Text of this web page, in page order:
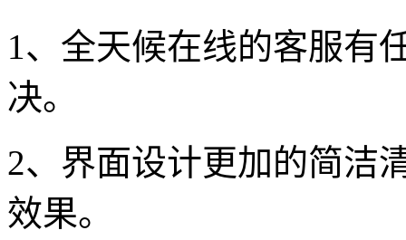
1、全天候在线的客服有
决。
2、界面设计更加的简洁
效果。